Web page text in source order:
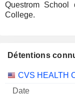
Questrom
College.
Détentions
CVS HEALTH